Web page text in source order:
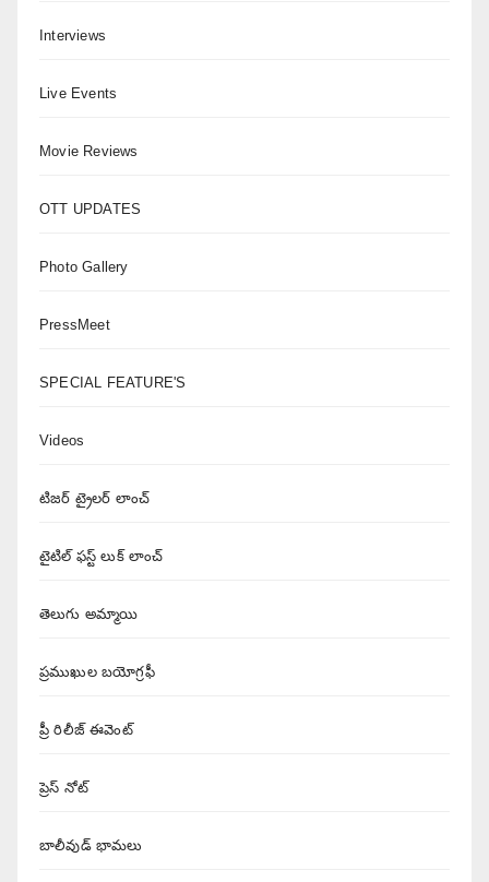
Interviews
Live Events
Movie Reviews
OTT UPDATES
Photo Gallery
PressMeet
SPECIAL FEATURE'S
Videos
టిజర్ ట్రైలర్ లాంచ్
టైటిల్ ఫస్ట్ లుక్ లాంచ్
తెలుగు అమ్మాయి
ప్రముఖుల బయోగ్రఫీ
ప్రీ రిలీజ్ ఈవెంట్
ప్రెస్ నోట్
బాలీవుడ్ భామలు